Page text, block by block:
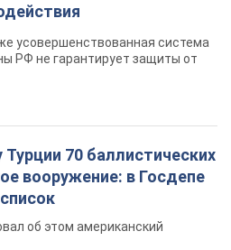
усовершенствованная система
РФ не гарантирует защиты от
Турции 70 баллистических
вооружение: в Госдепе
об этом американский